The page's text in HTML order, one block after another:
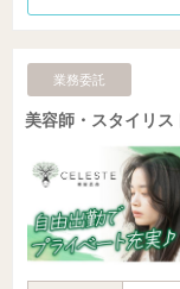
業務委託
美容師・スタイリス